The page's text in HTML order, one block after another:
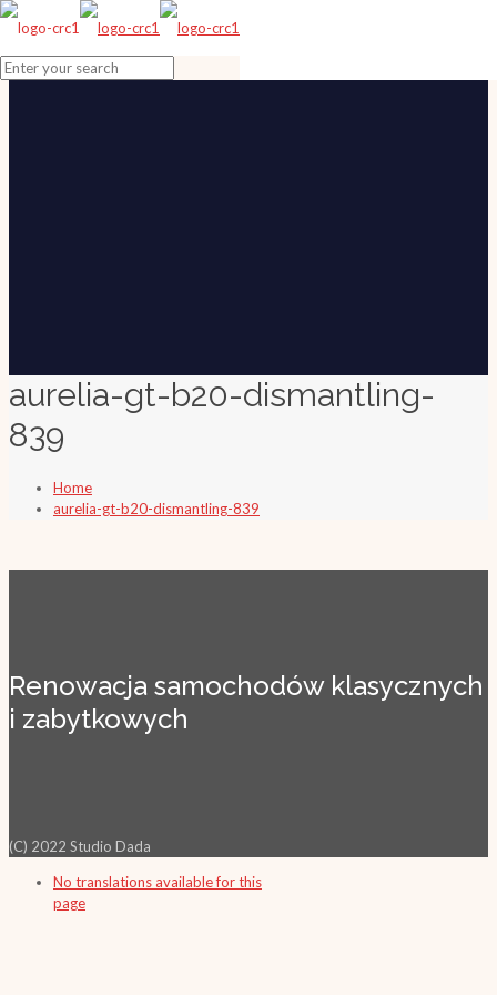
aurelia-gt-b20-dismantling-
839
Home
aurelia-gt-b20-dismantling-839
Renowacja samochodów klasycznych
i zabytkowych
(C) 2022 Studio Dada
No translations available for this
page